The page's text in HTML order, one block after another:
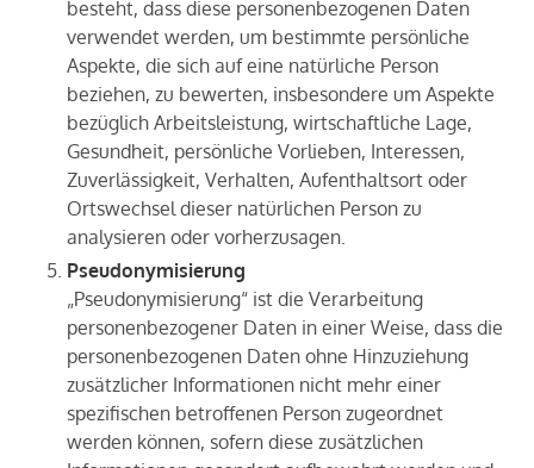
besteht, dass diese personenbezogenen Daten
verwendet werden, um bestimmte persönliche
Aspekte, die sich auf eine natürliche Person
beziehen, zu bewerten, insbesondere um Aspekte
bezüglich Arbeitsleistung, wirtschaftliche Lage,
Gesundheit, persönliche Vorlieben, Interessen,
Zuverlässigkeit, Verhalten, Aufenthaltsort oder
Ortswechsel dieser natürlichen Person zu
analysieren oder vorherzusagen.
Pseudonymisierung
„Pseudonymisierung“ ist die Verarbeitung
personenbezogener Daten in einer Weise, dass die
personenbezogenen Daten ohne Hinzuziehung
zusätzlicher Informationen nicht mehr einer
spezifischen betroffenen Person zugeordnet
werden können, sofern diese zusätzlichen